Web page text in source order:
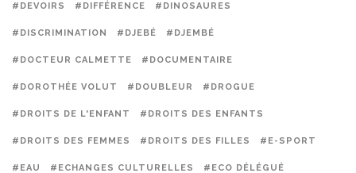
#DEVOIRS #DIFFÉRENCE #DINOSAURES
#DISCRIMINATION #DJEBÉ #DJEMBÉ
#DOCTEUR CALMETTE #DOCUMENTAIRE
#DOROTHÉE VOLUT #DOUBLEUR #DROGUE
#DROITS DE L'ENFANT #DROITS DES ENFANTS
#DROITS DES FEMMES #DROITS DES FILLES #E-SPORT
#EAU #ECHANGES CULTURELLES #ECO DÉLÉGUÉ